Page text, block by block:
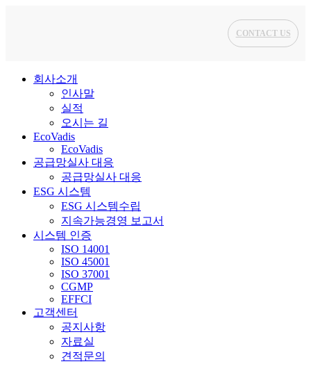
CONTACT US
회사소개
인사말
실적
오시는 길
EcoVadis
EcoVadis
공급망실사 대응
공급망실사 대응
ESG 시스템
ESG 시스템수립
지속가능경영 보고서
시스템 인증
ISO 14001
ISO 45001
ISO 37001
CGMP
EFFCI
고객센터
공지사항
자료실
견적문의